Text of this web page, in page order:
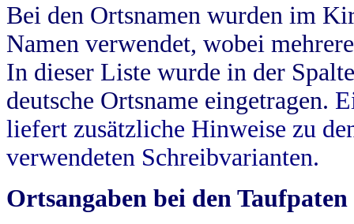
Bei den Ortsnamen wurden im
Namen verwendet, wobei
In dieser Liste wurde in der
deutsche Ortsname eingetragen.
liefert zusätzliche Hinweise zu
verwendeten Schreibvarianten.
Ortsangaben bei den Taufpaten